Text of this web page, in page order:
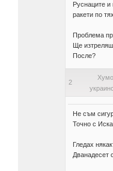
Руснаците и
ракети по
Проблема
Ще
После?
2
Не съм
Точно с
Гледах
Дванадесет